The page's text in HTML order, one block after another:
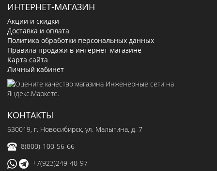
ИНТЕРНЕТ-МАГАЗИН
Акции и скидки
Доставка и оплата
Политика обработки персональных данных
Правила продажи в интернет-магазине
Карта сайта
Личный кабинет
КОНТАКТЫ
630019, г. Новосибирск, ул. Малыгина, д. 7
8(800)-100-56-66
+7(923)249-40-97